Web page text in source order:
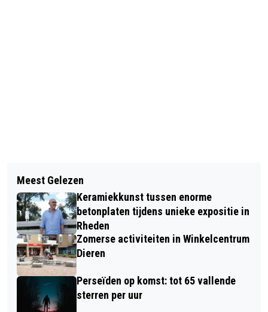
DE STEEG IN ACTIE VOOR 3FM
SERIOUS REQUEST: THE LIFELINE
JONGEREN BLIJ MET DREAM JOB
Meest Gelezen
Keramiekkunst tussen enorme
betonplaten tijdens unieke expositie in
Rheden
Zomerse activiteiten in Winkelcentrum
Dieren
Perseïden op komst: tot 65 vallende
sterren per uur